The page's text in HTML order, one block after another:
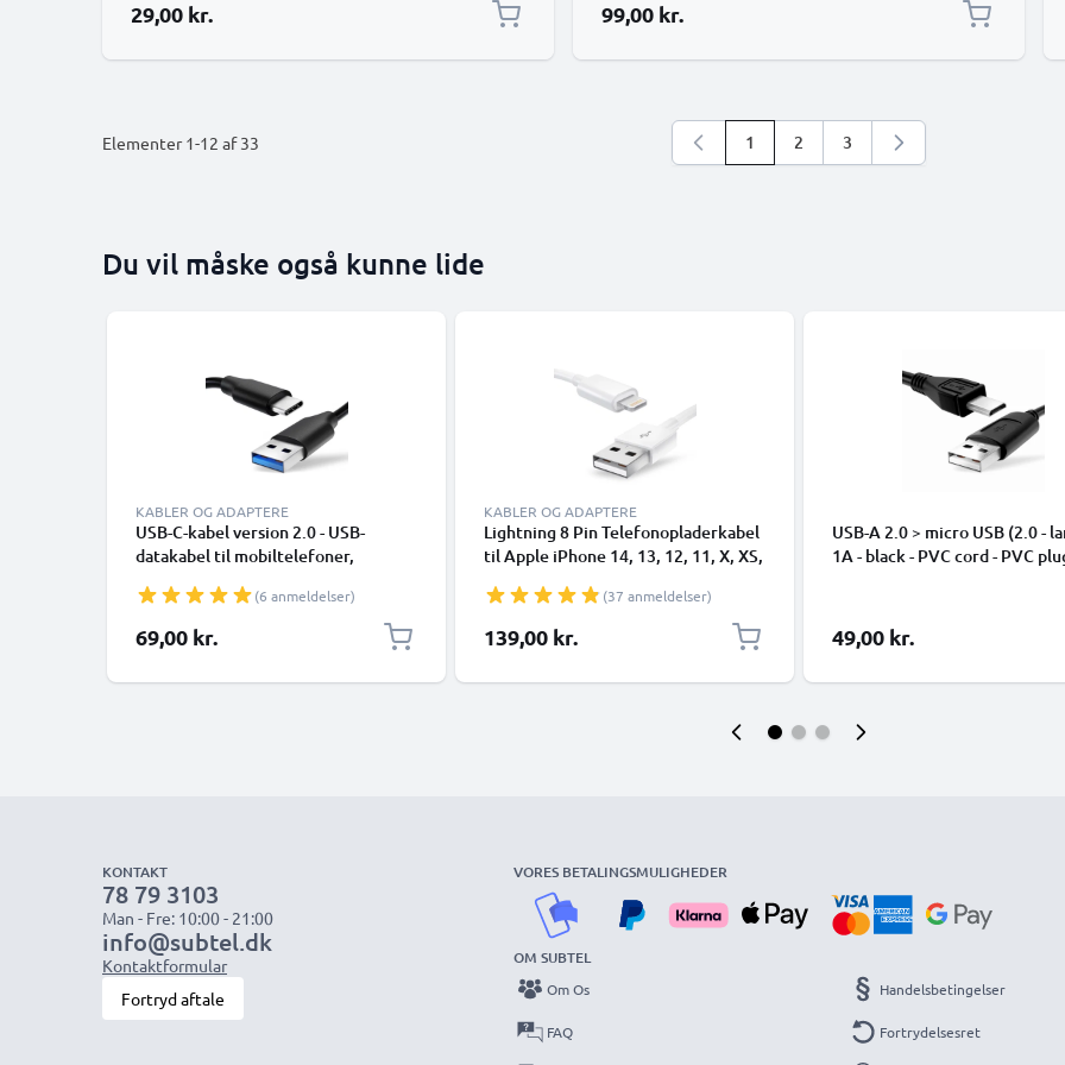
29,00 kr. 99,00 kr.
Elementer1-12 af33 Du læser i øjeblikket side
1 Side
2 Side
3
Du vil måske også kunne lide
KABLER OG ADAPTERE
USB-C-kabel version 2.0 - USB-
datakabel til mobiltelefoner,
Google Pixel), kameraer (Canon,
Panasonic Lumix, Sony, GoPro) og
mange flere - 1,0m 3A-opladerkabel
(6 anmeldelser)
69,00 kr.
KABLER OG ADAPTERE
Lightning 8 Pin Telefonopladerkabel
til Apple iPhone 14, 13, 12, 11, X, XS,
Smartphone datakabel hvid
(37 anmeldelser)
139,00 kr.
USB-A 2.0 > micro USB (2.0 -
1A - black - PVC cord - PVC
49,00 kr.
KONTAKT
78 79 3103
Man - Fre: 10:00 - 21:00
info@subtel.dk
Kontaktformular
Fortryd aftale
VORES BETALINGSMULIGHEDER
OM SUBTEL
Om Os
FAQ
Handelsbetingelser
Fortrydelsesret